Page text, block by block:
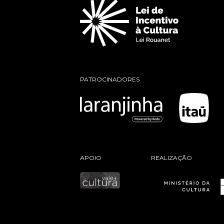
PATROCINADORES
APOIO REALIZAÇÃO